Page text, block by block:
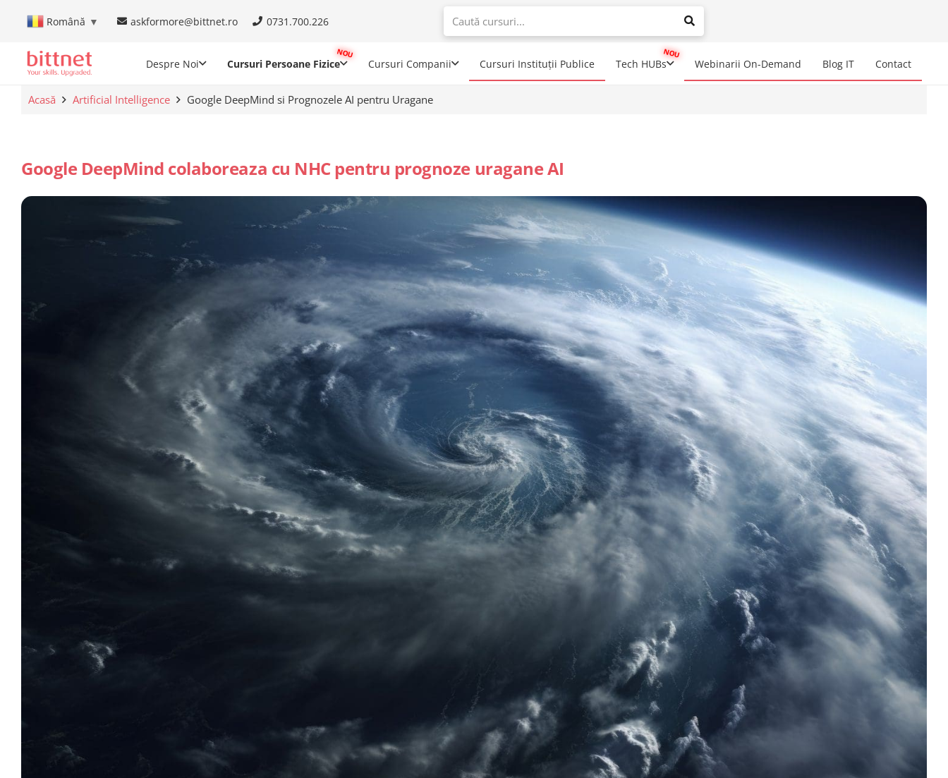
Română ▼ askformore@bittnet.ro 0731.700.226
When autocomplete results are available use up and down arrows to
Despre Noi Cursuri Persoane Fizice Cursuri Companii Cursuri Instituții Publice Tech HUBs Webinarii On-Demand Blog IT Contact
Acasă Artificial Intelligence Google DeepMind si Prognozele AI pentru Uragane
Google DeepMind colaboreaza cu NHC pentru prognoze uragane AI